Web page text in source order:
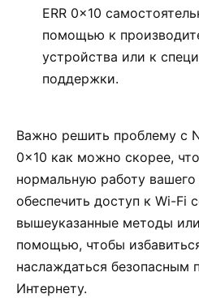
ERR 0x10
помощью к
устройства или к
поддержки.
Важно решить проблему с
0x10 как можно скорее,
нормальную работу
обеспечить доступ к Wi-Fi
вышеуказанные методы
помощью, чтобы
наслаждаться безопасным
Интернету.